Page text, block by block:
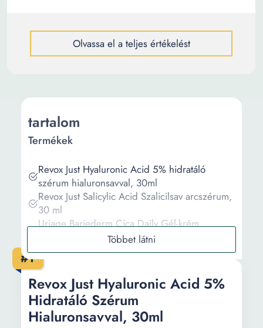
Olvassa el a teljes értékelést
#1
Revox Just Hyaluronic Acid 5%
Hidratáló Szérum
Hialuronsavval, 30ml
tartalom
Termékek
Revox Just Hyaluronic Acid 5% hidratáló
szérum hialuronsavval, 30ml
Revox Just Salicylic Acid Szalicilsav arcszérum,
30 ml
Uriage Bariederm Cica Daily Gél-krém,
károsodott, megtört bőr ápolására, 40 ml
KAHI Wrinkle Bounce Multi Arcápoló Balzsam
9g
Revox Just Azelaic Acid világosító szérum
azelinsavval 10%, 30 ml
Információ